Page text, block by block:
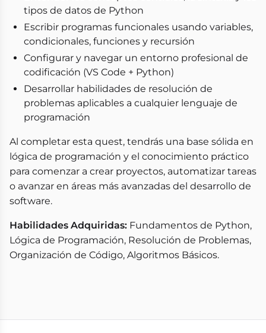
tipos de datos de Python
Escribir programas funcionales usando variables,
condicionales, funciones y recursión
Configurar y navegar un entorno profesional de
codificación (VS Code + Python)
Desarrollar habilidades de resolución de
problemas aplicables a cualquier lenguaje de
programación
Al completar esta quest, tendrás una base sólida en
lógica de programación y el conocimiento práctico
para comenzar a crear proyectos, automatizar tareas
o avanzar en áreas más avanzadas del desarrollo de
software.
Habilidades Adquiridas: Fundamentos de Python,
Lógica de Programación, Resolución de Problemas,
Organización de Código, Algoritmos Básicos.